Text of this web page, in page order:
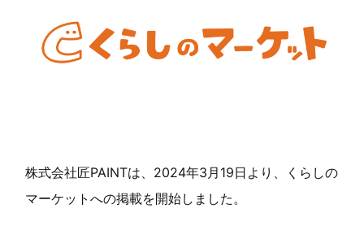
株式会社匠PAINTは、2024年3月19日より、くらしの
マーケットへの掲載を開始しました。